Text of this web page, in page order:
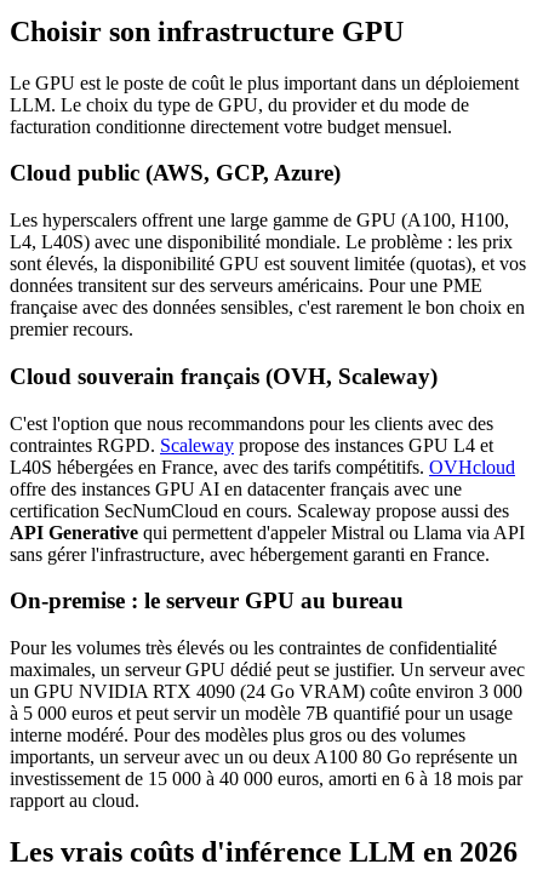
Choisir son infrastructure GPU
Le GPU est le poste de coût le plus important dans un déploiement
LLM. Le choix du type de GPU, du provider et du mode de
facturation conditionne directement votre budget mensuel.
Cloud public (AWS, GCP, Azure)
Les hyperscalers offrent une large gamme de GPU (A100, H100,
L4, L40S) avec une disponibilité mondiale. Le problème : les prix
sont élevés, la disponibilité GPU est souvent limitée (quotas), et vos
données transitent sur des serveurs américains. Pour une PME
française avec des données sensibles, c'est rarement le bon choix en
premier recours.
Cloud souverain français (OVH, Scaleway)
C'est l'option que nous recommandons pour les clients avec des
contraintes RGPD. Scaleway propose des instances GPU L4 et
L40S hébergées en France, avec des tarifs compétitifs. OVHcloud
offre des instances GPU AI en datacenter français avec une
certification SecNumCloud en cours. Scaleway propose aussi des
API Generative qui permettent d'appeler Mistral ou Llama via API
sans gérer l'infrastructure, avec hébergement garanti en France.
On-premise : le serveur GPU au bureau
Pour les volumes très élevés ou les contraintes de confidentialité
maximales, un serveur GPU dédié peut se justifier. Un serveur avec
un GPU NVIDIA RTX 4090 (24 Go VRAM) coûte environ 3 000
à 5 000 euros et peut servir un modèle 7B quantifié pour un usage
interne modéré. Pour des modèles plus gros ou des volumes
importants, un serveur avec un ou deux A100 80 Go représente un
investissement de 15 000 à 40 000 euros, amorti en 6 à 18 mois par
rapport au cloud.
Les vrais coûts d'inférence LLM en 2026